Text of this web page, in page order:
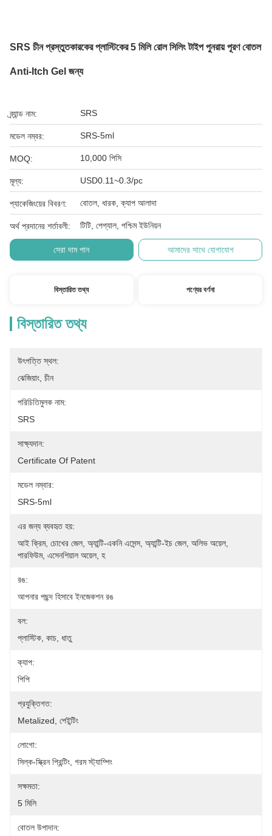
SRS চীন প্রস্তুতকারকের প্লাস্টিকের 5 মিলি রোল সিলিং টাইপ পুনরায় পূরণ বোতল
Anti-Itch Gel জন্য
ব্র্যান্ড নাম: SRS
মডেল নম্বর: SRS-5ml
MOQ: 10,000 পিসি
মূল্য: USD0.11~0.3/pc
প্যাকেজিংয়ের বিবরণ: বোতল, ধারক, ক্যাপ আলাদা
অর্থ প্রদানের শর্তাবলী: টিটি, পেপ্যাল, পশ্চিম ইউনিয়ন
সেরা দাম পান আমাদের সাথে যোগাযোগ
বিস্তারিত তথ্য পণ্যের বর্ণনা
বিস্তারিত তথ্য
উৎপত্তি স্থল:
ঝেজিয়াং, চীন
পরিচিতিমুলক নাম:
SRS
সাক্ষ্যদান:
Certificate Of Patent
মডেল নম্বার:
SRS-5ml
এর জন্য ব্যবহৃত হয়:
আই ক্রিম, চোখের জেল, অ্যান্টি-একনি এসেন্স, অ্যান্টি-ইচ জেল, অলিভ অয়েল,
পারফিউম, এসেনশিয়াল অয়েল, হ
রঙ:
আপনার পছন্দ হিসাবে ইনজেকশন রঙ
বল:
প্লাস্টিক, কাচ, ধাতু
ক্যাপ:
পিপি
প্রযুক্তিগত:
Metalized, পেইন্টিং
লোগো:
সিল্ক-স্ক্রিন প্রিন্টিং, গরম স্ট্যাম্পিং
সক্ষমতা:
5 মিলি
বোতল উপাদান: